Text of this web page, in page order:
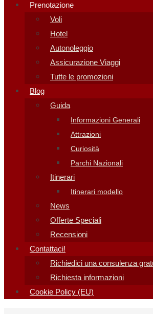
Prenotazione
Voli
Hotel
Autonoleggio
Assicurazione Viaggi
Tutte le promozioni
Blog
Guida
Informazioni Generali
Attrazioni
Curiosità
Parchi Nazionali
Itinerari
Itinerari modello
News
Offerte Speciali
Recensioni
Contattaci!
Richiedici una consulenza
Richiesta informazioni
Cookie Policy (EU)